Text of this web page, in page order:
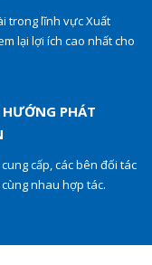
trong lĩnh vực Xuất
lại lợi ích cao nhất cho
PHÁT
cấp, các bên đối tác
nhau hợp tác.